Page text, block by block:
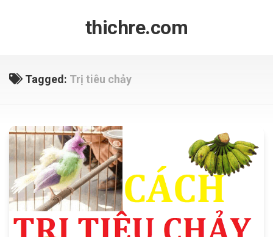
thichre.com
Tagged: Trị tiêu chảy